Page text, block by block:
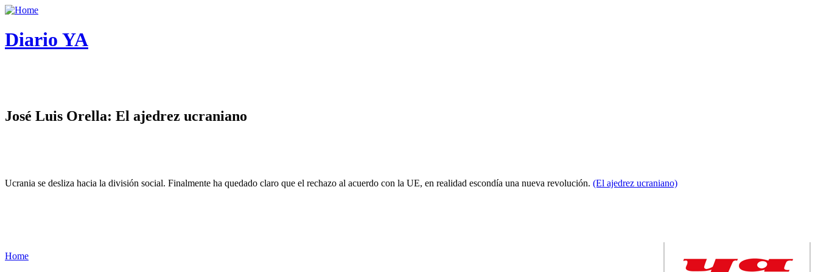
Diario YA
José Luis Orella: El ajedrez ucraniano
Ucrania se desliza hacia la división social. Finalmente ha quedado claro que el rechazo al acuerdo con la UE, en realidad escondía una nueva revolución. (El ajedrez ucraniano)
Home